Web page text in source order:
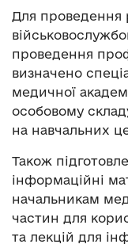
Для проведення
проведення
визначено
медичної
особовому
на навчальних
Також
інформаційні
начальникам
частин для
та лекцій для